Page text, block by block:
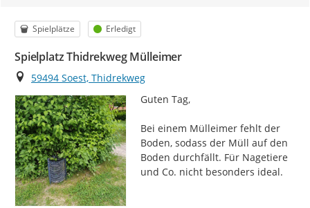
Kategorie
Spielplätze Status
Erledigt
Spielplatz Thidrekweg Mülleimer
Ort
59494 Soest, Thidrekweg
Guten Tag,
Bei einem Mülleimer fehlt der
Boden, sodass der Müll auf den
Boden durchfällt. Für Nagetiere
und Co. nicht besonders ideal.